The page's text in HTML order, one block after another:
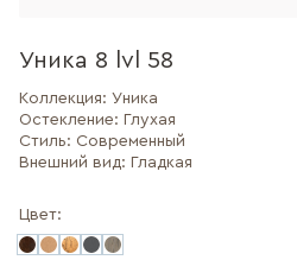
Уника 8 lvl 58
Коллекция: Уника
Остекление: Глухая
Стиль: Современный
Внешний вид: Гладкая
Цвет: